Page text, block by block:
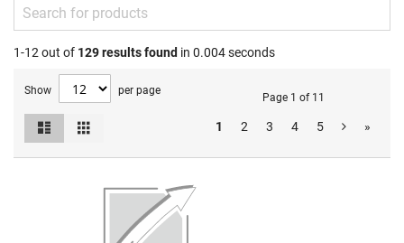
1-12 out of 129results found in 0.004 seconds
Show per page
Page 1 of 11
1 2 3 4 5 »
View
as